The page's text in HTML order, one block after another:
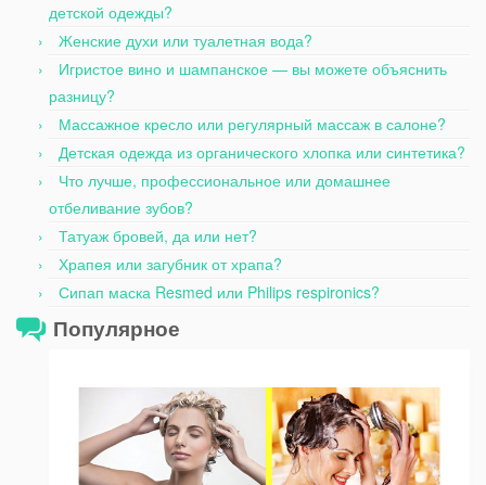
детской одежды?
Женские духи или туалетная вода?
Игристое вино и шампанское — вы можете объяснить
разницу?
Массажное кресло или регулярный массаж в салоне?
Детская одежда из органического хлопка или синтетика?
Что лучше, профессиональное или домашнее
отбеливание зубов?
Татуаж бровей, да или нет?
Храпея или загубник от храпа?
Сипап маска Resmed или Philips respironics?
Популярное